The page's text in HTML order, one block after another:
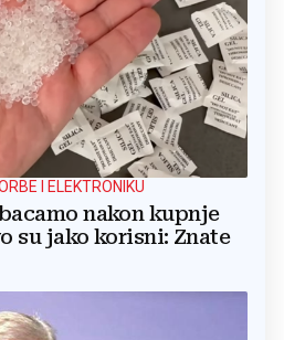
I ELEKTRONIKU
nakon kupnje
su jako korisni: Znate